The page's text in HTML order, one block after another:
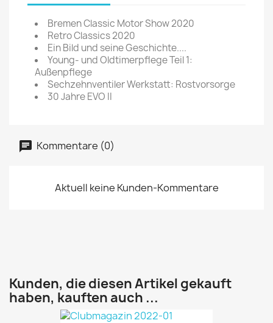
Bremen Classic Motor Show 2020
Retro Classics 2020
Ein Bild und seine Geschichte....
Young- und Oldtimerpflege Teil 1:
Außenpflege
Sechzehnventiler Werkstatt: Rostvorsorge
30 Jahre EVO II
Kommentare (0)
Aktuell keine Kunden-Kommentare
Kunden, die diesen Artikel gekauft
haben, kauften auch ...